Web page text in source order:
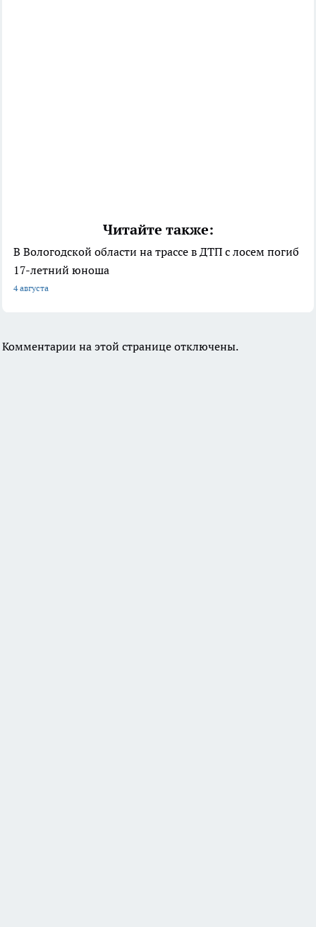
Читайте также:
В Вологодской области на трассе в ДТП с лосем погиб
17-летний юноша
4 августа
Комментарии на этой странице отключены.